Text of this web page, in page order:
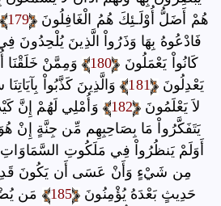
هُمْ أَضَلُّ أُوْلَـئِكَ هُمُ الْغَافِلُونَ
179
فَادْعُوهُ بِهَا وَذَرُواْ الَّذِينَ يُلْحِدُونَ
كَانُواْ يَعْمَلُونَ
180 وَمِمَّنْ خَلَقْنَا
يَعْدِلُونَ
181 وَالَّذِينَ كَذَّبُواْ
لاَ يَعْلَمُونَ
182 وَأُمْلِي لَهُمْ إِنَّ
يَتَفَكَّرُواْ مَا بِصَاحِبِهِم مِّن جِنَّةٍ إِنْ هُوَ
أَوَلَمْ يَنظُرُواْ فِي مَلَكُوتِ
مِن شَيْءٍ وَأَنْ عَسَى أَن يَكُونَ قَدِ
حَدِيثٍ بَعْدَهُ يُؤْمِنُونَ
185
مَن